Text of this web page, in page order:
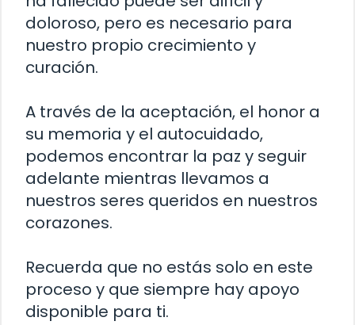
doloroso, pero es necesario para
nuestro propio crecimiento y
curación.
A través de la aceptación, el honor a
su memoria y el autocuidado,
podemos encontrar la paz y seguir
adelante mientras llevamos a
nuestros seres queridos en nuestros
corazones.
Recuerda que no estás solo en este
proceso y que siempre hay apoyo
disponible para ti.